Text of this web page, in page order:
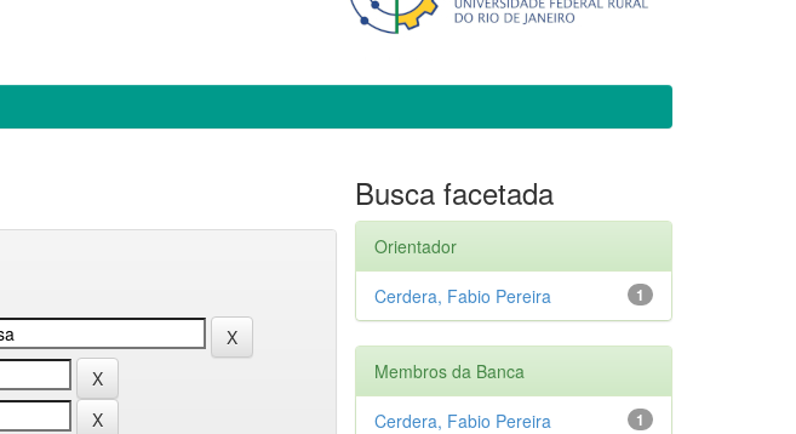
Busca facetada
Orientador
1
Cerdera, Fabio Pereira
Membros da Banca
1
Cerdera, Fabio Pereira